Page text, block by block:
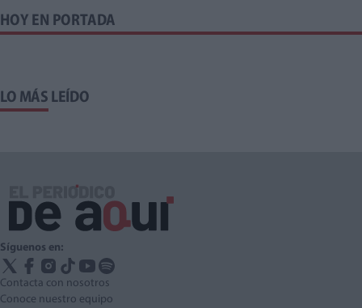
HOY EN PORTADA
LO MÁS LEÍDO
Síguenos en:
Contacta con nosotros
Conoce nuestro equipo